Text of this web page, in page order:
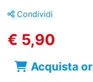
Condividi
€ 5,90
Acquista